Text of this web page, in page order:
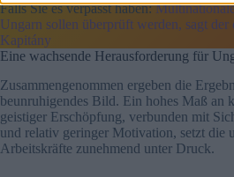
Falls Sie es verpasst haben:
Ungarn sollen überprüft werden, sagt
Kapitány
Eine wachsende Herausforderung für
Zusammengenommen ergeben die
beunruhigendes Bild. Ein hohes Maß an
geistiger Erschöpfung, verbunden mit
und relativ geringer Motivation, setzt die
Arbeitskräfte zunehmend unter Druck.